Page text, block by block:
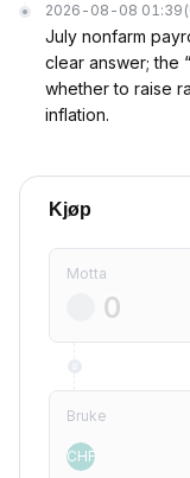
2026-08-08 01:39
July nonfarm
clear answer; the
whether to raise
inflation.
Kjøp
Motta
Bruke
CHF